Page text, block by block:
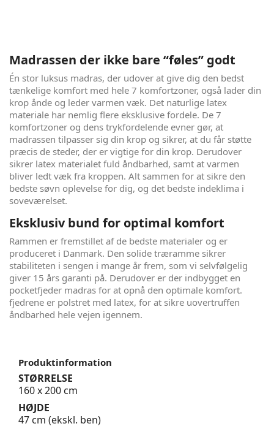
Madrassen der ikke bare “føles” godt
Én stor luksus madras, der udover at give dig den bedst
tænkelige komfort med hele 7 komfortzoner, også lader din
krop ånde og leder varmen væk. Det naturlige latex
materiale har nemlig flere eksklusive fordele. De 7
komfortzoner og dens trykfordelende evner gør, at
madrassen tilpasser sig din krop og sikrer, at du får støtte
præcis de steder, der er vigtige for din krop. Derudover
sikrer latex materialet fuld åndbarhed, samt at varmen
bliver ledt væk fra kroppen. Alt sammen for at sikre den
bedste søvn oplevelse for dig, og det bedste indeklima i
soveværelset.
Eksklusiv bund for optimal komfort
Rammen er fremstillet af de bedste materialer og er
produceret i Danmark. Den solide træramme sikrer
stabiliteten i sengen i mange år frem, som vi selvfølgelig
giver 15 års garanti på. Derudover er der indbygget en
pocketfjeder madras for at opnå den optimale komfort.
fjedrene er polstret med latex, for at sikre uovertruffen
åndbarhed hele vejen igennem.
Produktinformation
STØRRELSE
160 x 200 cm
HØJDE
47 cm (ekskl. ben)